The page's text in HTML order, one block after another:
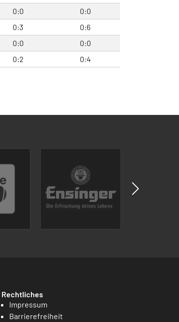
0:0
0:0
0:3
0:6
0:0
0:0
0:2 0:4
Rechtliches
Impressum
Barrierefreiheit